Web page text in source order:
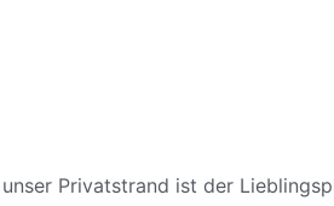
Privatstrand ist der